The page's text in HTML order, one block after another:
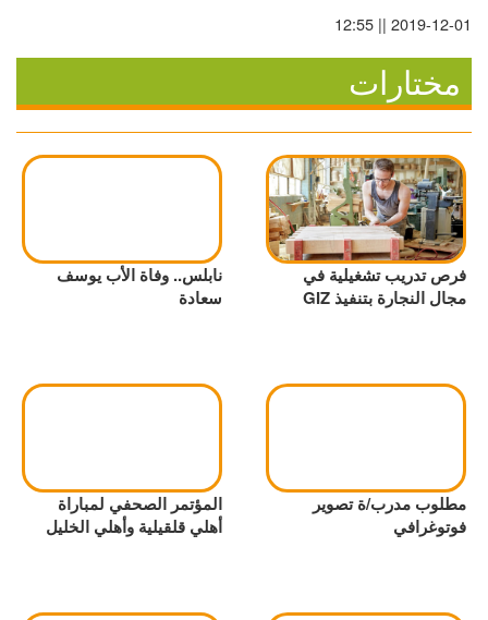
2019-12-01 || 12:55
مختارات
فرص تدريب تشغيلية في
مجال النجارة بتنفيذ GIZ
نابلس.. وفاة الأب يوسف
سعادة
مطلوب مدرب/ة تصوير
فوتوغرافي
المؤتمر الصحفي لمباراة
أهلي قلقيلية وأهلي الخليل